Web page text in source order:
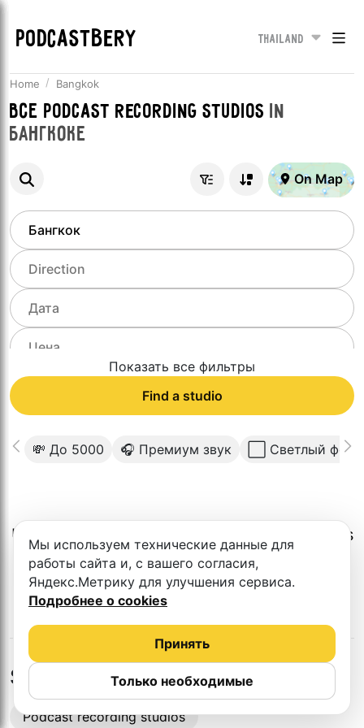
PODCASTBERY Thailand
Home Bangkok
Все Podcast recording studios in
Бангкоке
On Map
Показать все фильтры
Find a studio
💸 До 5000 🎧 Премиум звук ⬜️ Светлый фон
Unfortunately, there is no such studio in this
city.
Studios in nearby cities
Podcast recording studios
Мы используем технические данные для
работы сайта и, с вашего согласия,
Яндекс.Метрику для улучшения сервиса.
Подробнее о cookies
Только необходимые
Принять